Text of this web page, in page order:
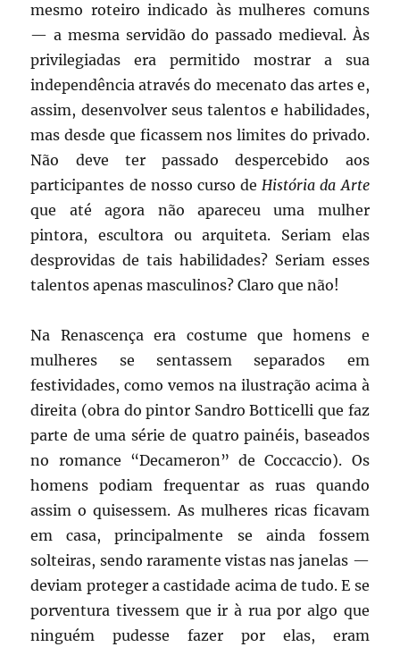
mesmo roteiro indicado às mulheres comuns
— a mesma servidão do passado medieval. Às
privilegiadas era permitido mostrar a sua
independência através do mecenato das artes e,
assim, desenvolver seus talentos e habilidades,
mas desde que ficassem nos limites do privado.
Não deve ter passado despercebido aos
participantes de nosso curso deHistória da Arte
que até agora não apareceu uma mulher
pintora, escultora ou arquiteta. Seriam elas
desprovidas de tais habilidades? Seriam esses
talentos apenas masculinos? Claro que não!
Na Renascença era costume que homens e
mulheres se sentassem separados em
festividades, como vemos na ilustração acima à
direita (obra do pintor Sandro Botticelli que faz
parte de uma série de quatro painéis, baseados
no romance “Decameron” de Coccaccio). Os
homens podiam frequentar as ruas quando
assim o quisessem. As mulheres ricas ficavam
em casa, principalmente se ainda fossem
solteiras, sendo raramente vistas nas janelas —
deviam proteger a castidade acima de tudo. E se
porventura tivessem que ir à rua por algo que
ninguém pudesse fazer por elas, eram